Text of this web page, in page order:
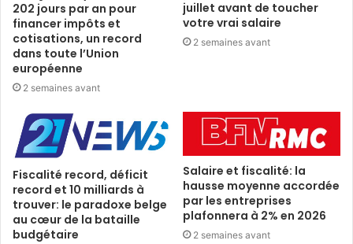
202 jours par an pour
financer impôts et
cotisations, un record
dans toute l’Union
européenne
2 semaines avant
juillet avant de toucher
votre vrai salaire
2 semaines avant
Fiscalité record, déficit
record et 10 milliards à
trouver: le paradoxe belge
au cœur de la bataille
budgétaire
Salaire et fiscalité: la
hausse moyenne accordée
par les entreprises
plafonnera à 2% en 2026
2 semaines avant